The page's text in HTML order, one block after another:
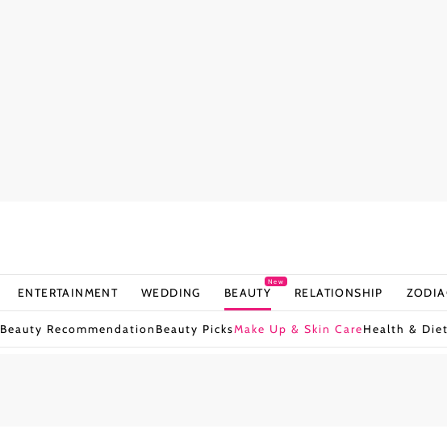
ENTERTAINMENT WEDDING BEAUTY
New
RELATIONSHIP
Beauty Recommendation Beauty PicksMake Up & Skin CareHealth & Diet